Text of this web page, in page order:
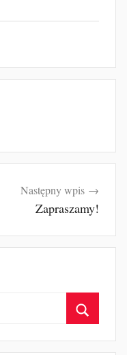
Następny wpis
Zapraszamy!